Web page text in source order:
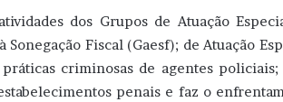
dos Grupos de Atuação
Sonegação Fiscal (Gaesf); de Atuação
criminosas de agentes
penais e faz o